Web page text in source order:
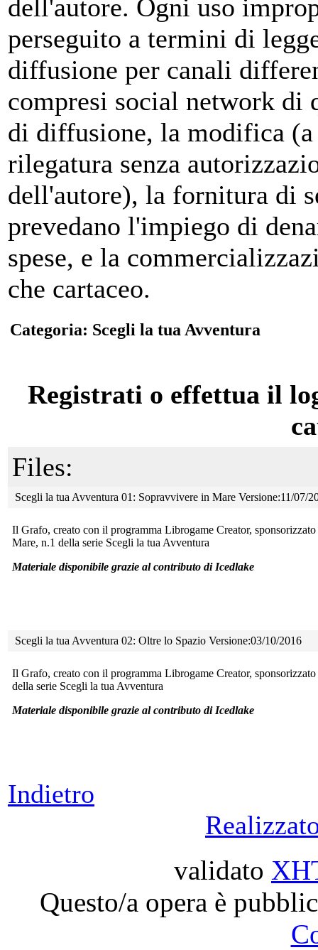
dell'autore. Ogni uso
perseguito a termini di
diffusione per canali
compresi social network di
di diffusione, la modifica
rilegatura senza
dell'autore), la fornitura di
prevedano l'impiego di
spese, e la
che cartaceo.
Categoria: Scegli la tua Avventura
Registrati o effettua il
Files:
Scegli la tua Avventura 01: Sopravvivere in Mare Versione:11/07/
Il Grafo, creato con il programma Librogame Creator,
Mare, n.1 della serie Scegli la tua Avventura
Materiale disponibile grazie al contributo di Icedlake
Scegli la tua Avventura 02: Oltre lo Spazio Versione:03/10/2016
Il Grafo, creato con il programma Librogame Creator,
della serie Scegli la tua Avventura
Materiale disponibile grazie al contributo di Icedlake
Indietro
validato
Questo/a opera è